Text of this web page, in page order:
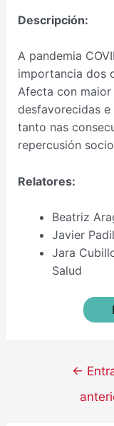
Descripción:
A pandemia
importancia dos
Afecta con maior
desfavorecidas
tanto nas
repercusión
Relatores:
Beatriz
Javier
Jara
Salud
←